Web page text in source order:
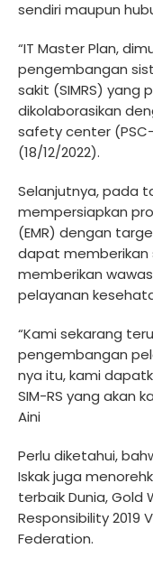
sendiri maupun
“IT Master Plan,
pengembangan
sakit (SIMRS) yang
dikolaborasikan
safety center
(18/12/2022).
Selanjutnya, pada
mempersiapkan
(EMR) dengan
dapat
memberikan
pelayanan
“Kami sekarang
pengembangan
nya itu, kami
SIM-RS yang akan
Aini
Perlu diketahui,
Iskak juga
terbaik Dunia, Gold
Responsibility 2019
Federation.